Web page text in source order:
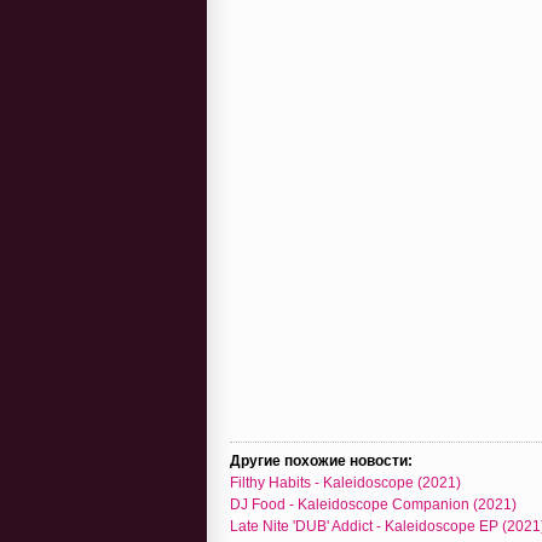
Другие похожие новости:
Filthy Habits - Kaleidoscope (2021)
DJ Food - Kaleidoscope Companion (2021)
Late Nite 'DUB' Addict - Kaleidoscope EP